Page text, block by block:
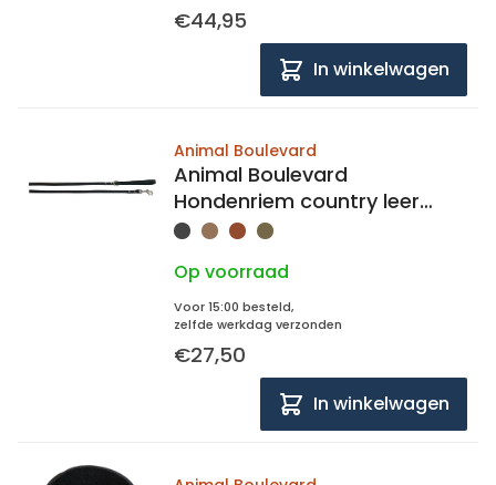
€44,95
In winkelwagen
Animal Boulevard
Animal Boulevard
Hondenriem country leer
12mm breed, 130cm lang
Op voorraad
Voor 15:00 besteld,
zelfde werkdag verzonden
€27,50
In winkelwagen